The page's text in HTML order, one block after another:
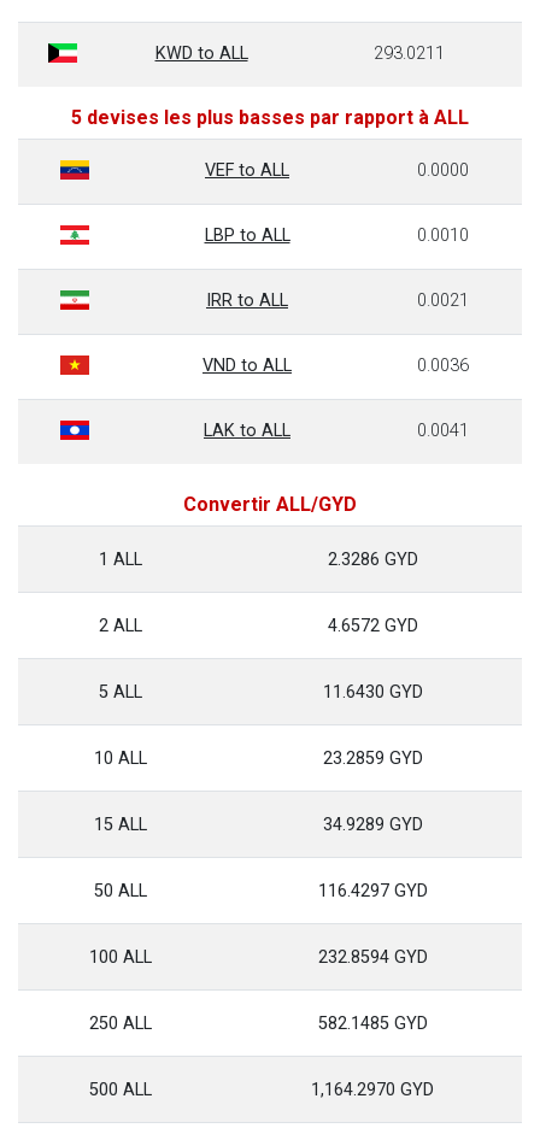
KWD to ALL 293.0211
5 devises les plus basses par rapport à ALL
VEF to ALL 0.0000
LBP to ALL 0.0010
IRR to ALL 0.0021
VND to ALL 0.0036
LAK to ALL 0.0041
Convertir ALL/GYD
1 ALL 2.3286 GYD
2 ALL 4.6572 GYD
5 ALL 11.6430 GYD
10 ALL 23.2859 GYD
15 ALL 34.9289 GYD
50 ALL 116.4297 GYD
100 ALL 232.8594 GYD
250 ALL 582.1485 GYD
500 ALL 1,164.2970 GYD